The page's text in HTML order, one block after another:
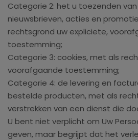
Categorie 2: het u toezenden
nieuwsbrieven, acties en
rechtsgrond uw expliciete,
toestemming;
Categorie 3: cookies, met als
voorafgaande toestemming;
Categorie 4: de levering en
bestelde producten, met als
verstrekken van een dienst die
U bent niet verplicht om Uw
geven, maar begrijpt dat het